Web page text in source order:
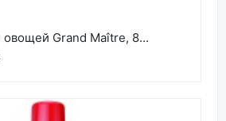
Grand Maître, 8...